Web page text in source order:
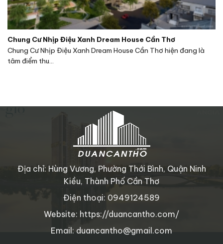
Chung Cư Nhịp Điệu Xanh Dream House Cần Thơ
Chung Cư Nhịp Điệu Xanh Dream House Cần Thơ hiện đang là
tâm điểm thu...
Địa chỉ: Hùng Vương, Phường Thới Bình, Quận Ninh
Kiều, Thành Phố Cần Thơ
Điện thoại: 0949124589
Website: https://duancantho.com/
Email: duancantho@gmail.com